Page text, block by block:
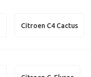
Citroen C4 Cactus